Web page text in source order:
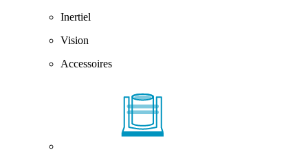
Inertiel
Vision
Accessoires